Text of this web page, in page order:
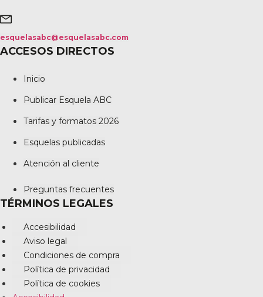
esquelasabc@esquelasabc.com
ACCESOS DIRECTOS
Inicio
Publicar Esquela ABC
Tarifas y formatos 2026
Esquelas publicadas
Atención al cliente
Preguntas frecuentes
TÉRMINOS LEGALES
Accesibilidad
Aviso legal
Condiciones de compra
Política de privacidad
Política de cookies